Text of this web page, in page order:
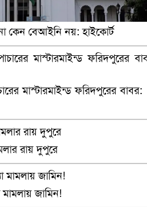
বোমা হামলা, নিহত ১
কেন বেআইনি নয়: হাইকোর্ট
মাস্টারমাইন্ড ফরিদপুরের বাবর:
রায় দুপুরে
জামিন!